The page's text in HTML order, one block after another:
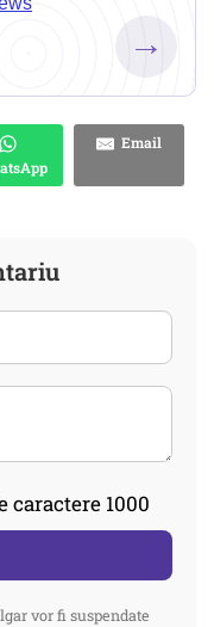
→
Email
caractere 1000
vor fi suspendate